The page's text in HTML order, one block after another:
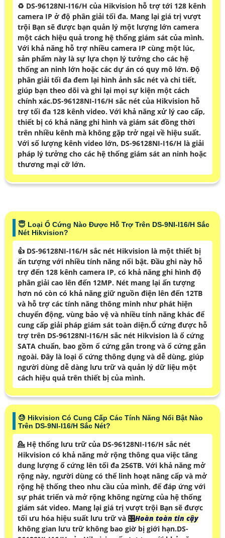
♻️ DS-96128NI-I16/H của Hikvision hỗ trợ tới 128 kênh
camera IP ở độ phân giải tối đa. Mang lại giá trị vượt
trội Bạn sẽ được bạn quản lý một lượng lớn camera
một cách hiệu quả trong hệ thống giám sát của mình.
Với khả năng hỗ trợ nhiều camera IP cùng một lúc,
sản phẩm này là sự lựa chọn lý tưởng cho các hệ
thống an ninh lớn hoặc các dự án có quy mô lớn. Độ
phân giải tối đa đem lại hình ảnh sắc nét và chi tiết,
giúp bạn theo dõi và ghi lại mọi sự kiện một cách
chính xác.DS-96128NI-I16/H sắc nét của Hikvision hỗ
trợ tối đa 128 kênh video. Với khả năng xử lý cao cấp,
thiết bị có khả năng ghi hình và giám sát đồng thời
trên nhiều kênh mà không gặp trở ngại về hiệu suất.
Với số lượng kênh video lớn, DS-96128NI-I16/H là giải
pháp lý tưởng cho các hệ thống giám sát an ninh hoặc
thương mại cỡ lớn.
😇 Loại Ổ Cứng Nào Được Hỗ Trợ Trên DS-9NI-I16/H Sắc
Nét Hikvision?
👍 DS-96128NI-I16/H sắc nét Hikvision là một thiết bị
ấn tượng với nhiều tính năng nổi bật. Đầu ghi này hỗ
trợ đến 128 kênh camera IP, có khả năng ghi hình độ
phân giải cao lên đến 12MP. Nét mang lại ấn tượng
hơn nó còn có khả năng giữ nguồn điện lên đến 12TB
và hỗ trợ các tính năng thông minh như phát hiện
chuyển động, vùng bảo vệ và nhiều tính năng khác để
cung cấp giải pháp giám sát toàn diện.Ổ cứng được hỗ
trợ trên DS-96128NI-I16/H sắc nét Hikvision là ổ cứng
SATA chuẩn, bao gồm ổ cứng gắn trong và ổ cứng gắn
ngoài. Đây là loại ổ cứng thông dụng và dễ dùng, giúp
người dùng dễ dàng lưu trữ và quản lý dữ liệu một
cách hiệu quả trên thiết bị của mình.
😓 Hikvision Có Cung Cấp Các Tính Năng Nổi Bật Nào
Trên DS-9NI-I16/H Sắc Nét?
💁 Hệ thống lưu trữ của DS-96128NI-I16/H sắc nét
Hikvision có khả năng mở rộng thông qua việc tăng
dung lượng ổ cứng lên tối đa 256TB. Với khả năng mở
rộng này, người dùng có thể linh hoạt nâng cấp và mở
rộng hệ thống theo nhu cầu của mình, để đáp ứng với
sự phát triển và mở rộng không ngừng của hệ thống
giám sát video. Mang lại giá trị vượt trội Bạn sẽ được
tối ưu hóa hiệu suất lưu trữ và 🎛Hoàn toàn tin cậy
không gian lưu trữ không bao giờ bị giới hạn.DS-